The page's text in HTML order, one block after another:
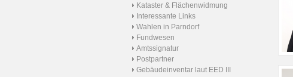
Kataster & Flächenwidmung
Interessante Links
Wahlen in Parndorf
Fundwesen
Amtssignatur
Postpartner
Gebäudeinventar laut EED III